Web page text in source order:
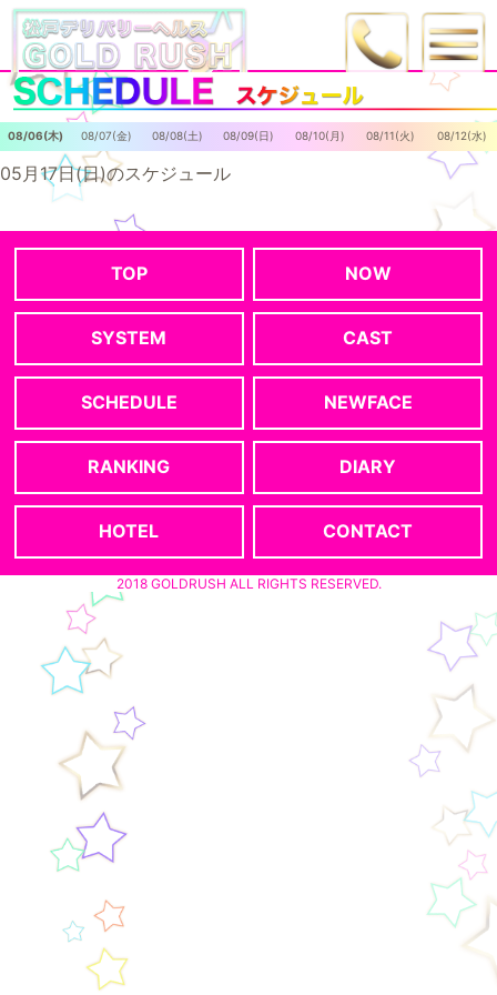
08/06(木) 08/07(金) 08/08(土) 08/09(日) 08/10(月) 08/11(火) 08/12(水)
05月17日(日)のスケジュール
TOP NOW
SYSTEM CAST
SCHEDULE NEWFACE
RANKING DIARY
HOTEL CONTACT
2018 GOLDRUSH ALL RIGHTS RESERVED.